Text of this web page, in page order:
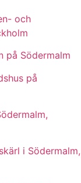
och
på Södermalm
på
i Södermalm,